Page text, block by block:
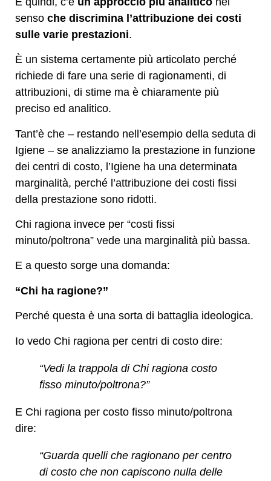
senso che discrimina l’attribuzione dei costi
sulle varie prestazioni.
È un sistema certamente più articolato perché
richiede di fare una serie di ragionamenti, di
attribuzioni, di stime ma è chiaramente più
preciso ed analitico.
Tant’è che – restando nell’esempio della seduta di
Igiene – se analizziamo la prestazione in funzione
dei centri di costo, l’Igiene ha una determinata
marginalità, perché l’attribuzione dei costi fissi
della prestazione sono ridotti.
Chi ragiona invece per “costi fissi
minuto/poltrona” vede una marginalità più bassa.
E a questo sorge una domanda:
“Chi ha ragione?”
Perché questa è una sorta di battaglia ideologica.
Io vedo Chi ragiona per centri di costo dire:
“Vedi la trappola di Chi ragiona costo
fisso minuto/poltrona?”
E Chi ragiona per costo fisso minuto/poltrona
dire:
“Guarda quelli che ragionano per centro
di costo che non capiscono nulla delle